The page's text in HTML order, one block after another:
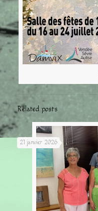
Related posts
21 janvier 2026